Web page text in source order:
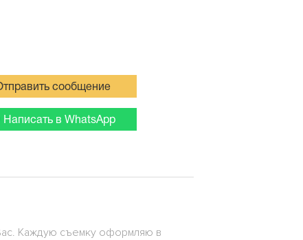
сообщение
Написать в WhatsApp
Каждую съемку оформляю в